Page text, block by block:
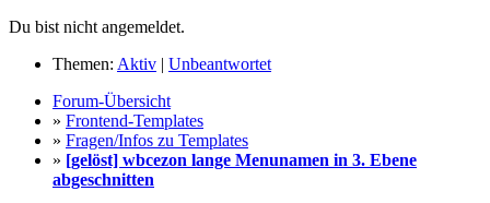
Du bist nicht angemeldet.
Themen: Aktiv | Unbeantwortet
Forum-Übersicht
» Frontend-Templates
» Fragen/Infos zu Templates
» [gelöst] wbcezon lange Menunamen in 3. Ebene
abgeschnitten